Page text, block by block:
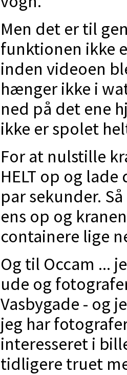
Men det er til
funktionen ikke
inden videoen
hænger ikke i
ned på det ene
ikke er spolet
For at nulstille
HELT op og
par sekunder.
ens op og
containere lige
Og til Occam ...
ude og
Vasbygade - og
jeg har
interesseret i
tidligere truet